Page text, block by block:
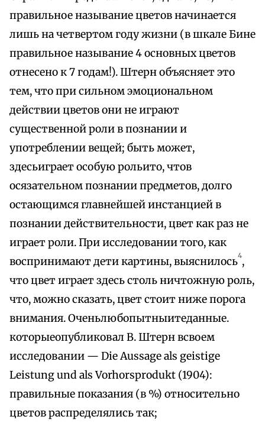
правильное называние цветов начинается
лишь на четвертом году жизни (в шкале Бине
правильное называние 4 основных цветов
отнесено к 7 годам!). Штерн объясняет это
тем, что при сильном эмоциональном
действии цветов они не играют
существенной роли в познании и
употреблении вещей; быть может,
здесьиграет особую рольито, чтов
осязательном познании предметов, долго
остающимся главнейшей инстанцией в
познании действительности, цвет как раз не
играет роли. При исследовании того, как
воспринимают дети картины, выяснилось4,
что цвет играет здесь столь ничтожную роль,
что, можно сказать, цвет стоит ниже порога
внимания. Оченьлюбопытныитеданные.
которыеопубликовал В. Штерн всвоем
исследовании — Die Aussage als geistige
Leistung und als Vorhorsprodukt (1904):
правильные показания (в %) относительно
цветов распределялись так;